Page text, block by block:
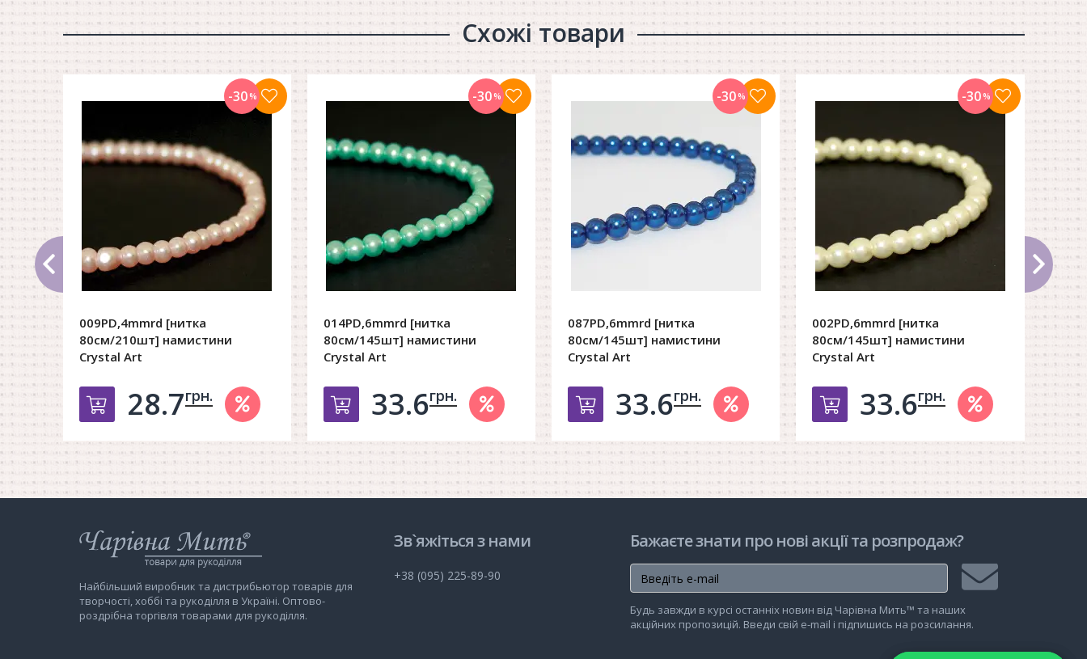
Схожі товари
009PD,4mmrd [нитка
80см/210шт] намистини
Crystal Art
Добавить в корзину
28.7грн.
-30%
014PD,6mmrd [нитка
80см/145шт] намистини
Crystal Art
Добавить в корзину
33.6грн.
-30%
087PD,6mmrd [нитка
80см/145шт] намистини
Crystal Art
Добавить в корзину
33.6грн.
-30%
002PD,6mmrd [нитка
80см/145шт] намистини
Crystal Art
Добавить в корзину
33.6грн.
-30%
Інтернет-
магазин
Мить
Найбільший виробник та дистрибьютор товарів для
творчості, хоббі та рукоділля в Україні. Оптово-
роздрібна торгівля товарами для рукоділля.
Зв`яжіться з нами
+38 (095) 225-89-90
Бажаєте знати про нові акції та розпродаж?
Будь завжди в курсі останніх новин від Чарівна Мить™ та наших
акційних пропозицій. Введи свій e-mail і підпишись на розсилання.